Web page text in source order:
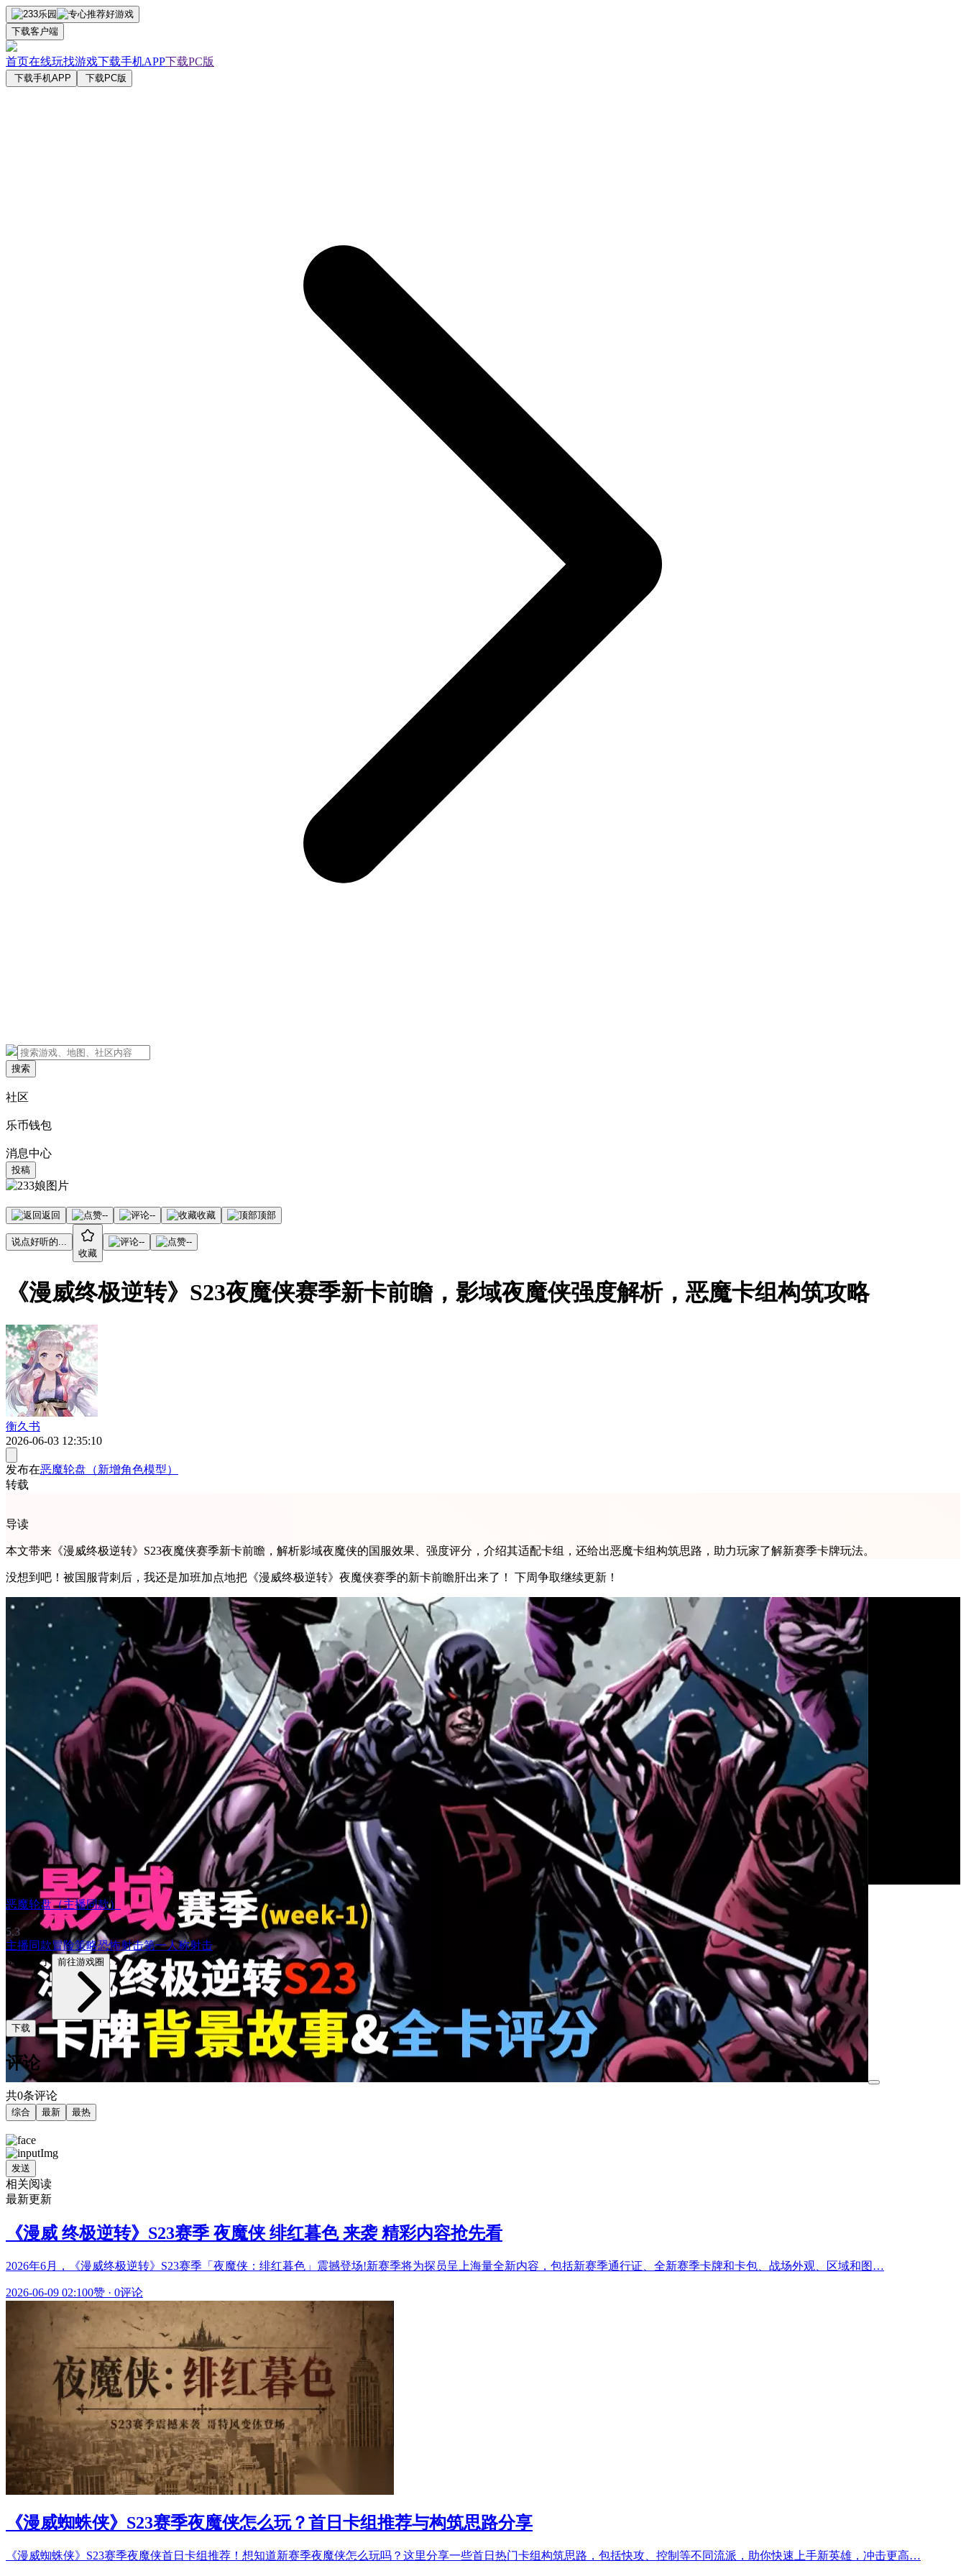
下载客户端
首页在线玩找游戏下载手机APP下载PC版
下载手机APP 下载PC版
搜索
社区
乐币钱包
消息中心
投稿
返回 -- -- 收藏 顶部
说点好听的...
收藏
-- --
《漫威终极逆转》S23夜魔侠赛季新卡前瞻，影域夜魔侠强度解析，恶魔卡组构筑攻略
衡久书
2026-06-03 12:35:10
发布在恶魔轮盘（新增角色模型）
转载
导读
本文带来《漫威终极逆转》S23夜魔侠赛季新卡前瞻，解析影域夜魔侠的国服效果、强度评分，介绍其适配卡组，还给出恶魔卡组构筑思路，助力玩家了解新赛季卡牌玩法。
没想到吧！被国服背刺后，我还是加班加点地把《漫威终极逆转》夜魔侠赛季的新卡前瞻肝出来了！ 下周争取继续更新！
恶魔轮盘（主播同款）
5.3
主播同款冒险策略恐怖射击第一人称射击
3933帖子 前往游戏圈
下载
评论
共0条评论
综合 最新 最热
发送
相关阅读
最新更新
《漫威 终极逆转》S23赛季 夜魔侠 绯红暮色 来袭 精彩内容抢先看
2026年6月，《漫威终极逆转》S23赛季「夜魔侠：绯红暮色」震撼登场!新赛季将为探员呈上海量全新内容，包括新赛季通行证、全新赛季卡牌和卡包、战场外观、区域和图…
2026-06-09 02:100赞 · 0评论
《漫威蜘蛛侠》S23赛季夜魔侠怎么玩？首日卡组推荐与构筑思路分享
《漫威蜘蛛侠》S23赛季夜魔侠首日卡组推荐！想知道新赛季夜魔侠怎么玩吗？这里分享一些首日热门卡组构筑思路，包括快攻、控制等不同流派，助你快速上手新英雄，冲击更高…